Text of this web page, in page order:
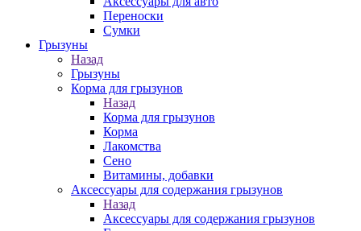
Переноски
Сумки
Грызуны
Назад
Грызуны
Корма для грызунов
Назад
Корма для грызунов
Корма
Лакомства
Сено
Витамины, добавки
Аксессуары для содержания грызунов
Назад
Аксессуары для содержания грызунов